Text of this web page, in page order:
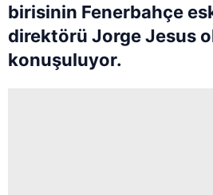
birisinin Fenerbahçe
direktörü Jorge Jesus
konuşuluyor.